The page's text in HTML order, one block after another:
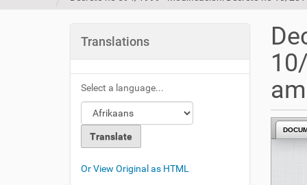
Translations
Select a language...
Or View Original as HTML